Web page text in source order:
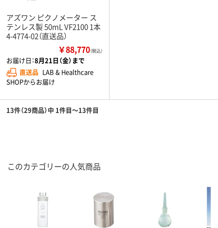
アズワン ピクノメーター ス
テンレス製 50mL VF2100 1本
4-4774-02（直送品）
￥88,770（税込）
お届け日：8月21日（金）まで
直送品 LAB & Healthcare
SHOPからお届け
13件（29商品）中 1件目～13件目
このカテゴリーの人気商品